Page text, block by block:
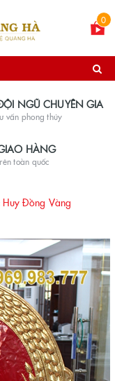
0
NGŨ CHUYÊN GIA
vấn phong thủy
HÀNG
toàn quốc
Đồng Vàng